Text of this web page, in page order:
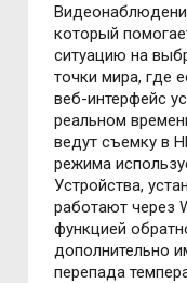
который
ситуацию на
точки мира, где
веб-интерфейс
реальном
ведут съемку в
режима
Устройства,
работают через
функцией
дополнительно
перепада